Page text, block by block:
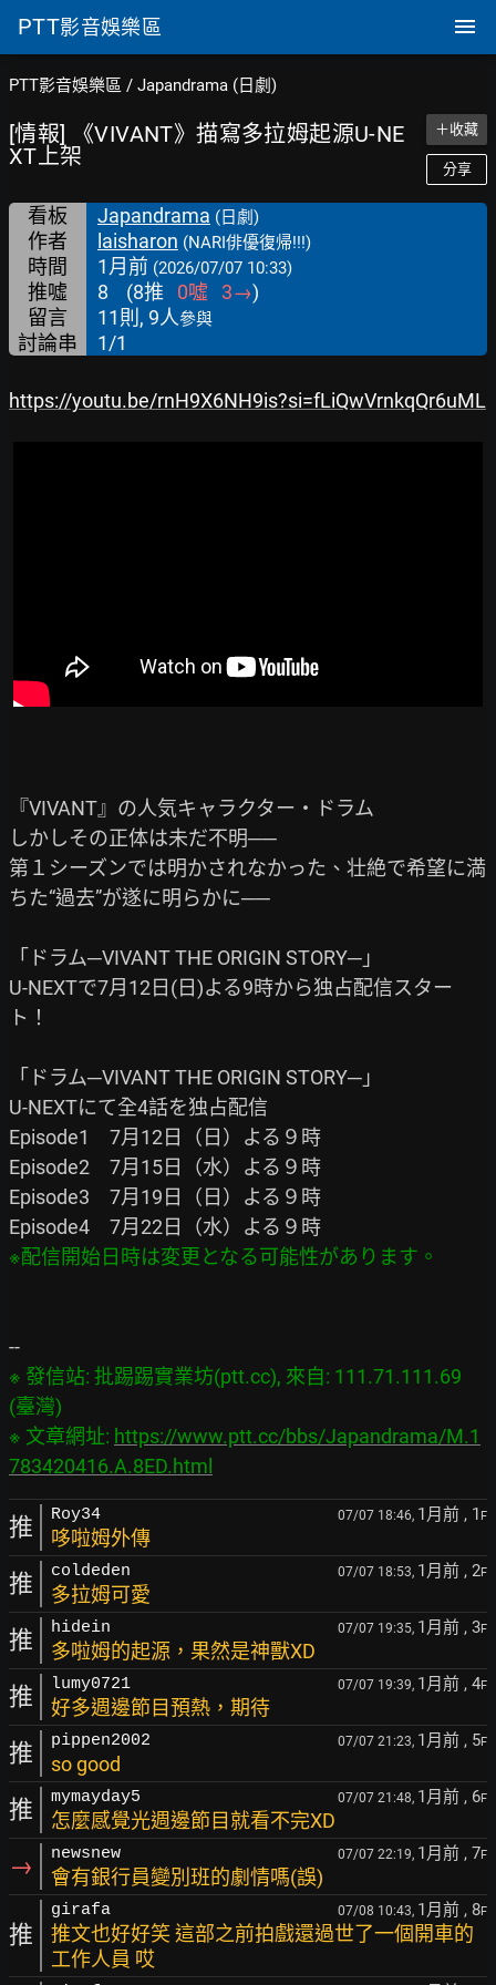
PTT影音娛樂區
PTT影音娛樂區 / Japandrama (日劇)
[情報] 《VIVANT》描寫多拉姆起源U-NE
XT上架
＋收藏
分享
看板 Japandrama (日劇)
作者 laisharon (NARI俳優復帰!!!)
時間 1月前 (2026/07/07 10:33)
推噓 8 (8推 0噓 3→)
留言
11則, 9人參與
討論串 1/1
https://youtu.be/rnH9X6NH9is?si=fLiQwVrnkqQr6uML
『VIVANT』の人気キャラクター・ドラム
しかしその正体は未だ不明──
第１シーズンでは明かされなかった、壮絶で希望に満
ちた“過去”が遂に明らかに──
「ドラム─VIVANT THE ORIGIN STORY─」
U-NEXTで7月12日(日)よる9時から独占配信スター
ト！
「ドラム─VIVANT THE ORIGIN STORY─」
U-NEXTにて全4話を独占配信
Episode1　7月12日（日）よる９時
Episode2　7月15日（水）よる９時
Episode3　7月19日（日）よる９時
※ 發信站: 批踢踢實業坊(ptt.cc), 來自: 111.71.111.69
(臺灣)
※ 文章網址: https://www.ptt.cc/bbs/Japandrama/M.1
783420416.A.8ED.html
推 Roy34 07/07 18:46, 1月前 , 1 F
哆啦姆外傳
推 coldeden 07/07 18:53, 1月前 , 2F
多拉姆可愛
推 hidein 07/07 19:35, 1月前 , 3F
多啦姆的起源，果然是神獸XD
推 lumy0721 07/07 19:39, 1月前 , 4F
好多週邊節目預熱，期待
推 pippen2002 07/07 21:23, 1月前 , 5F
so good
推 mymayday5 07/07 21:48, 1月前 , 6F
怎麼感覺光週邊節目就看不完XD
→ newsnew 07/07 22:19, 1月前 , 7F
會有銀行員變別班的劇情嗎(誤)
推
girafa 07/08 10:43, 1月前 , 8F
推文也好好笑 這部之前拍戲還過世了一個開車的
工作人員 哎